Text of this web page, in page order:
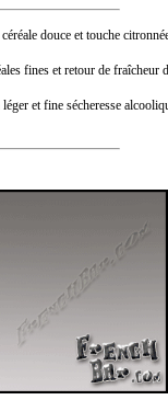
douce et touche
fines et retour de fraîcheur
et fine sécheresse